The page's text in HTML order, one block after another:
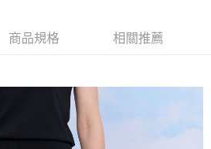
」，訂單成立後會自動跳轉到大哥付的交易
分期的期數、繳款截止日，確認付款後即完
確認交易或遇審核未通過，訂單將自動取
況，表示未達大哥付你分期系統評分，恕無
大哥付你分期」於每月結算日後寄送繳費提
綁卡、不需儲值。
認證，即可結帳。
，再付款。
商品規格 相關推薦